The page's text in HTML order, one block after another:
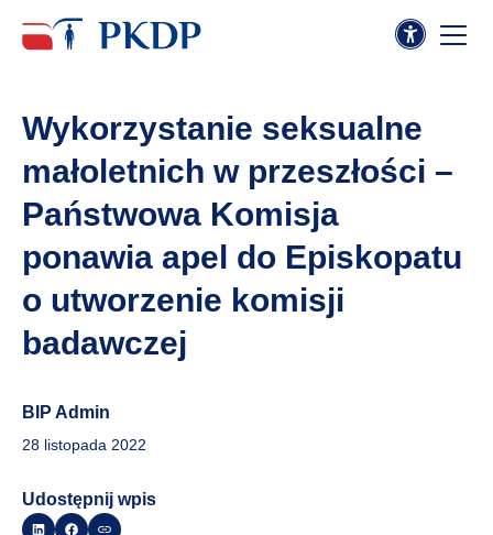
Wykorzystanie seksualne
małoletnich w przeszłości –
Państwowa Komisja
ponawia apel do Episkopatu
o utworzenie komisji
badawczej
BIP Admin
28 listopada 2022
Udostępnij wpis